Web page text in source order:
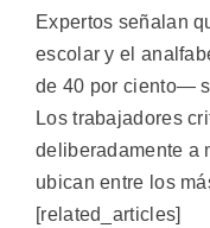
Expertos señalan
escolar y el
de 40 por ciento—
Los trabajadores
deliberadamente a
ubican entre los
[related_articles]